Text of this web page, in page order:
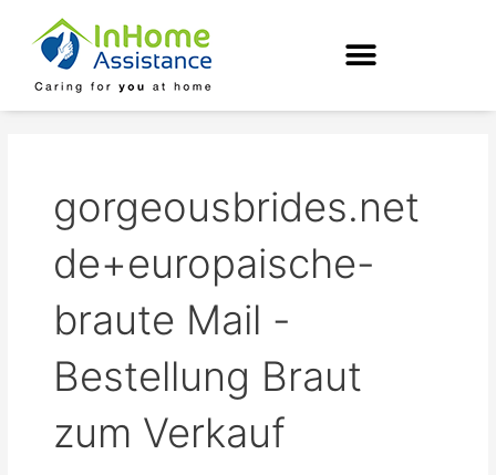
content
gorgeousbrides.net
de+europaische-
braute Mail -
Bestellung Braut
zum Verkauf